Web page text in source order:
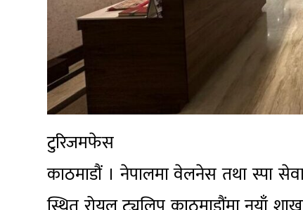
टुरिजमफेस
काठमाडौं । नेपालमा वेलनेस तथा स्पा